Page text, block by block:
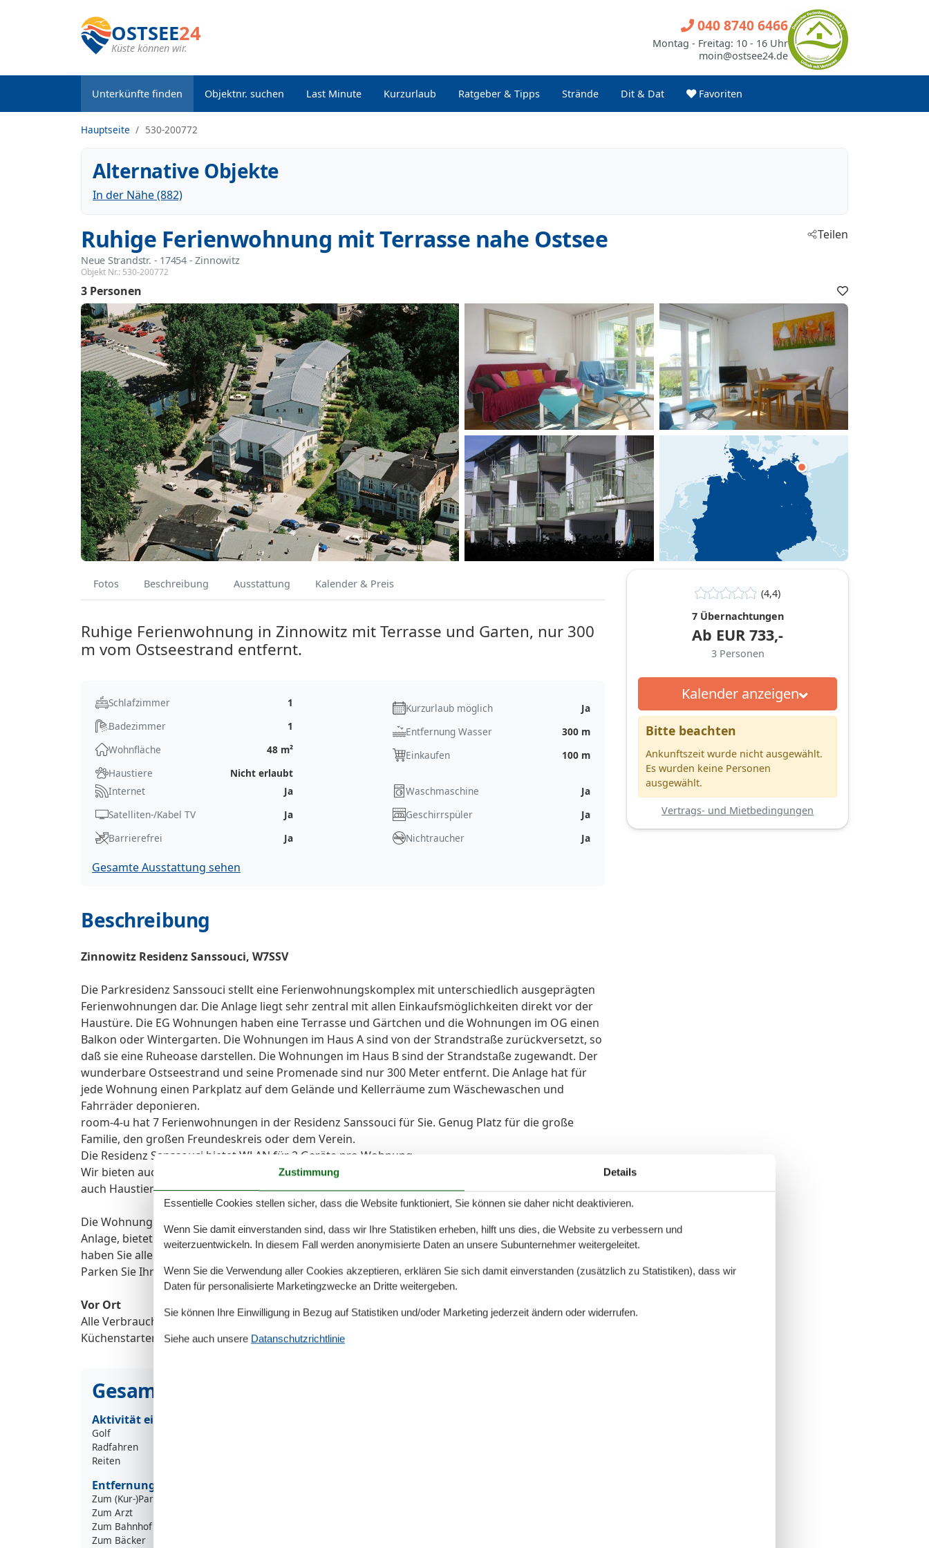
OSTSEE24
Küste können wir.
Unterkünfte finden Objektnr. suchen Last Minute Kurzurlaub Ratgeber & Tipps Strände Dit & Dat Favoriten
040 8740 6466
Montag - Freitag: 10 - 16 Uhr
moin@ostsee24.de
Hauptseite 530-200772
Alternative Objekte
In der Nähe (882)
Ruhige Ferienwohnung mit Terrasse nahe Ostsee
Neue Strandstr. - 17454 - Zinnowitz
Objekt Nr.: 530-200772
Teilen
3 Personen
Fotos Beschreibung Ausstattung Kalender & Preis
Ruhige Ferienwohnung in Zinnowitz mit Terrasse und Garten, nur 300
m vom Ostseestrand entfernt.
Schlafzimmer
1
Badezimmer
1
Wohnfläche
48 m²
Haustiere
Nicht erlaubt
Kurzurlaub möglich
Ja
Entfernung Wasser
300 m
Einkaufen
100 m
Internet
Ja
Satelliten-/Kabel TV
Ja
Barrierefrei
Ja
Waschmaschine
Ja
Geschirrspüler
Ja
Nichtraucher
Ja
Gesamte Ausstattung sehen
Beschreibung
Zinnowitz Residenz Sanssouci, W7SSV
Die Parkresidenz Sanssouci stellt eine Ferienwohnungskomplex mit unterschiedlich ausgeprägten
Ferienwohnungen dar. Die Anlage liegt sehr zentral mit allen Einkaufsmöglichkeiten direkt vor der
Haustüre. Die EG Wohnungen haben eine Terrasse und Gärtchen und die Wohnungen im OG einen
Balkon oder Wintergarten. Die Wohnungen im Haus A sind von der Strandstraße zurückversetzt, so
daß sie eine Ruheoase darstellen. Die Wohnungen im Haus B sind der Strandstaße zugewandt. Der
wunderbare Ostseestrand und seine Promenade sind nur 300 Meter entfernt. Die Anlage hat für
jede Wohnung einen Parkplatz auf dem Gelände und Kellerräume zum Wäschewaschen und
Fahrräder deponieren.
room-4-u hat 7 Ferienwohnungen in der Residenz Sanssouci für Sie. Genug Platz für die große
Familie, den großen Freundeskreis oder dem Verein.
Die Residenz Sanssouci bietet WLAN für 2 Geräte pro Wohnung.
Wir bieten auch reine Nichtraucherwohnungen an und in ausgewählten Wohnungen dürfen Sie
auch Haustiere mitbringen.
Die Wohnung 7 ist Bestandteil der ruhigen Wohnanlage Sanssouci. Sie liegt im hinteren Teil der
Anlage, bietet max. 3 Personen Platz und hat eine Terrasse mit Garten. In nächster Nähe der Anlage
haben Sie alle Einkaufsmöglichkeiten, Restaurants aller Art und den kilometerlangen Sandstrand.
Parken Sie Ihr Auto und erforschen Sie Zinnowitz und die Insel mit dem Fahrrad.
Vor Ort
Alle Verbrauchskosten im Mietpreis enthalten, der Endreinigungspreis enthält ab 1.1.25 auch ein
Küchenstarterkit.
Gesamte Ausstattung
Aktivität einrichtungen
Golf
Radfahren
Reiten
Entfernungen
Zum (Kur-)Park/Wald
Zum Arzt
Zum Bahnhof
Zum Bäcker
(4,4)
7 Übernachtungen
Ab EUR 733,-
3 Personen
Kalender anzeigen
Bitte beachten
Ankunftszeit wurde nicht ausgewählt.
Es wurden keine Personen
ausgewählt.
Vertrags- und Mietbedingungen
Zustimmung Details
Essentielle Cookies stellen sicher, dass die Website funktioniert, Sie können sie daher nicht deaktivieren.
Wenn Sie damit einverstanden sind, dass wir Ihre Statistiken erheben, hilft uns dies, die Website zu verbessern und
weiterzuentwickeln. In diesem Fall werden anonymisierte Daten an unsere Subunternehmer weitergeleitet.
Wenn Sie die Verwendung aller Cookies akzeptieren, erklären Sie sich damit einverstanden (zusätzlich zu Statistiken), dass wir
Daten für personalisierte Marketingzwecke an Dritte weitergeben.
Sie können Ihre Einwilligung in Bezug auf Statistiken und/oder Marketing jederzeit ändern oder widerrufen.
Siehe auch unsere Datanschutzrichtlinie